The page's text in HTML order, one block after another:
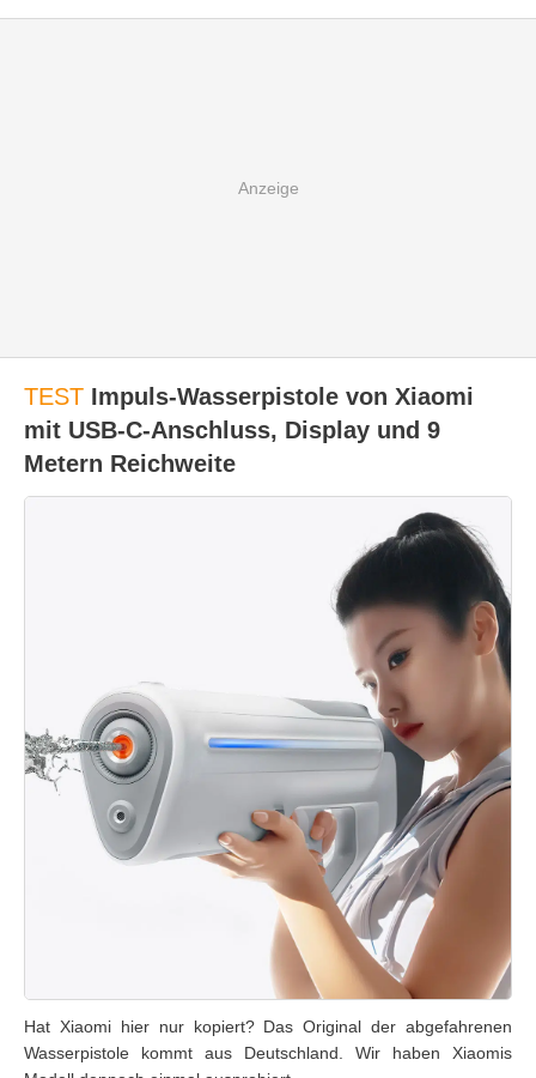
TEST Impuls-Wasserpistole von Xiaomi
mit USB-C-Anschluss, Display und 9
Metern Reichweite
Hat Xiaomi hier nur kopiert? Das Original der abgefahrenen
Wasserpistole kommt aus Deutschland. Wir haben Xiaomis